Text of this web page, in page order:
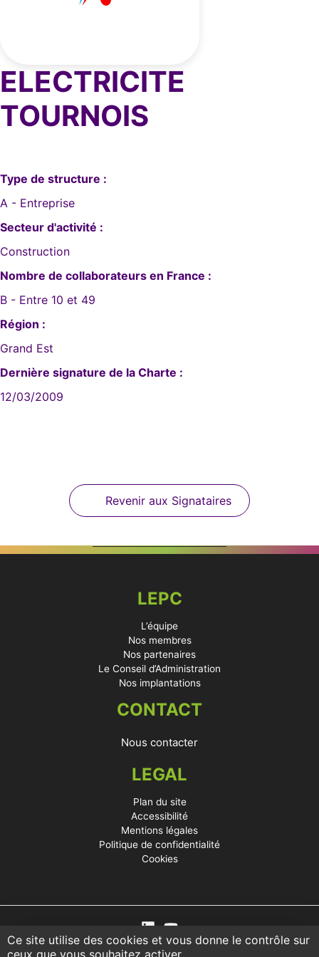
Ce site utilise des cookies et vous donne le contrôle sur
ceux que vous souhaitez activer
ELECTRICITE
TOURNOIS
Type de structure :
A - Entreprise
Secteur d'activité :
Construction
Nombre de collaborateurs en France :
B - Entre 10 et 49
Région :
Grand Est
Dernière signature de la Charte :
12/03/2009
Revenir aux Signataires
LEPC
L’équipe
Nos membres
Nos partenaires
Le Conseil d’Administration
Nos implantations
CONTACT
Nous contacter
LEGAL
Plan du site
Accessibilité
Mentions légales
Politique de confidentialité
Cookies